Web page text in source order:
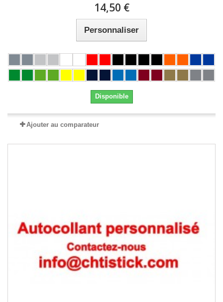
14,50 €
Personnaliser
Disponible
Ajouter au comparateur